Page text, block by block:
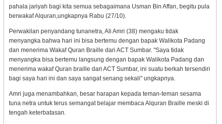
pahala jariyah bagi kita semua sebagaimana Usman Bin Affan, begitu pula
berwakaf Alquran,ungkapnya Rabu (27/10).
Perwakilan penyandang tunanetra, Ali Amri (38) mengaku tidak
menyangka bahwa hari ini bisa bertemu dengan bapak Walikota Padang
dan menerima Wakaf Quran Braille dari ACT Sumbar. "Saya tidak
menyangka bisa bertemu langsung dengan bapak Walikota Padang dan
menerima wakaf Quran braille dari ACT Sumbar, ini suatu berkah tersendiri
bagi saya hari ini dan saya sangat senang sekali" ungkapnya.
Amri juga menambahkan, besar harapan kepada teman-teman sesama
tuna netra untuk terus semangat belajar membaca Alquran Braille meski di
tengah keterbatasan.